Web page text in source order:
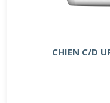
CHIEN C/D